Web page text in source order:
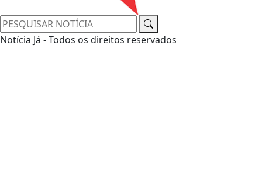
Notícia Já - Todos os direitos reservados